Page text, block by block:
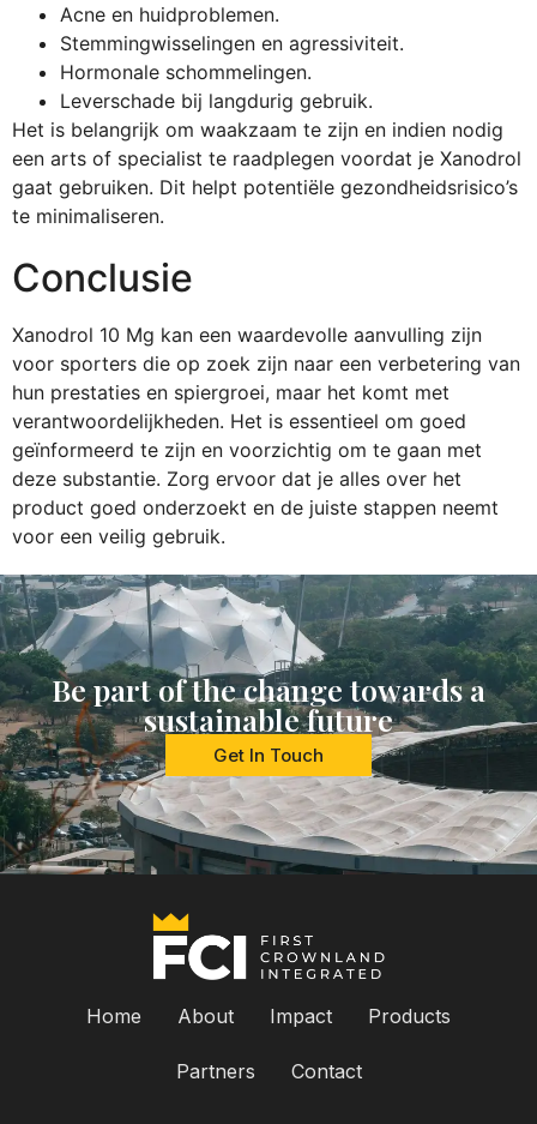
Acne en huidproblemen.
Stemmingwisselingen en agressiviteit.
Hormonale schommelingen.
Leverschade bij langdurig gebruik.
Het is belangrijk om waakzaam te zijn en indien nodig
een arts of specialist te raadplegen voordat je Xanodrol
gaat gebruiken. Dit helpt potentiële gezondheidsrisico’s
te minimaliseren.
Conclusie
Xanodrol 10 Mg kan een waardevolle aanvulling zijn
voor sporters die op zoek zijn naar een verbetering van
hun prestaties en spiergroei, maar het komt met
verantwoordelijkheden. Het is essentieel om goed
geïnformeerd te zijn en voorzichtig om te gaan met
deze substantie. Zorg ervoor dat je alles over het
product goed onderzoekt en de juiste stappen neemt
voor een veilig gebruik.
Be part of the change towards a
sustainable future
Get In Touch
Home About Impact Products
Partners Contact